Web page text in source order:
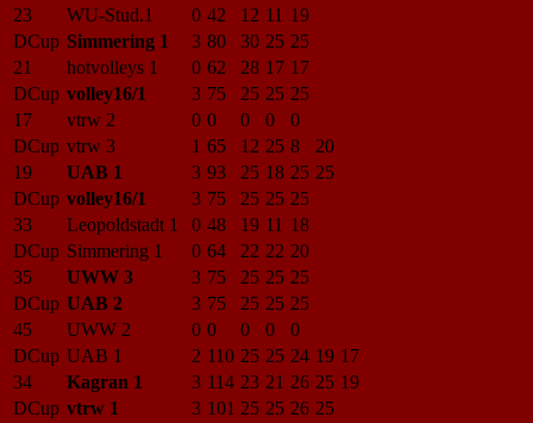
23
WU-Stud.1 0 42 12 11 19
DCup Simmering 1 3 80 30 25 25
21
hotvolleys 1 0 62 28 17 17
DCup volley16/1 3 75 25 25 25
17
vtrw 2 0 0 0 0
0
DCup vtrw 3 1 65 12 25 8
20
19
UAB 1 3 93 25 18 25 25
DCup volley16/1 3 75 25 25 25
33
Leopoldstadt 1 0 48 19 11 18
DCup Simmering 1 0 64 22 22 20
35
UWW 3 3 75 25 25 25
DCup UAB 2 3 75 25 25 25
45
UWW 2 0 0 0 0
0
DCup UAB 1 2 110 25 25 24 19 17
34
Kagran 1 3 114 23 21 26 25 19
DCup vtrw 1 3 101 25 25 26 25